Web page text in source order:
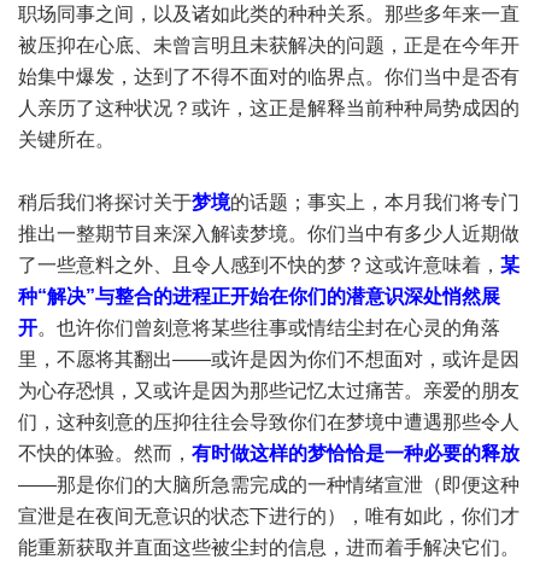
职场同事之间，以及诸如此类的种种关系。那些多年来一直
被压抑在心底、未曾言明且未获解决的问题，正是在今年开
始集中爆发，达到了不得不面对的临界点。你们当中是否有
人亲历了这种状况？或许，这正是解释当前种种局势成因的
关键所在。
稍后我们将探讨关于梦境的话题；事实上，本月我们将专门
推出一整期节目来深入解读梦境。你们当中有多少人近期做
了一些意料之外、且令人感到不快的梦？这或许意味着， 某
种“解决”与整合的进程正开始在你们的潜意识深处悄然展
开。也许你们曾刻意将某些往事或情结尘封在心灵的角落
里，不愿将其翻出——或许是因为你们不想面对，或许是因
为心存恐惧，又或许是因为那些记忆太过痛苦。亲爱的朋友
们，这种刻意的压抑往往会导致你们在梦境中遭遇那些令人
不快的体验。然而， 有时做这样的梦恰恰是一种必要的释放
——那是你们的大脑所急需完成的一种情绪宣泄（即便这种
宣泄是在夜间无意识的状态下进行的），唯有如此，你们才
能重新获取并直面这些被尘封的信息，进而着手解决它们。